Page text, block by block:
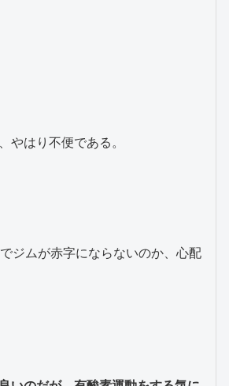
やはり不便である。
ジムが赤字にならないのか、心配